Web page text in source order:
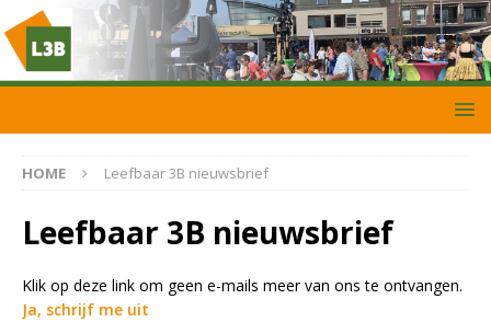
HOME Leefbaar 3B nieuwsbrief
Leefbaar 3B nieuwsbrief
Klik op deze link om geen e-mails meer van ons te ontvangen.
Ja, schrijf me uit